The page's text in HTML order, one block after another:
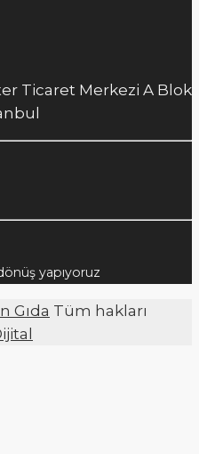
Ticaret Merkezi A Blok
yapıyoruz
Gıda Tüm hakları